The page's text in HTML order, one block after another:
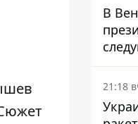
В
дату
21:18